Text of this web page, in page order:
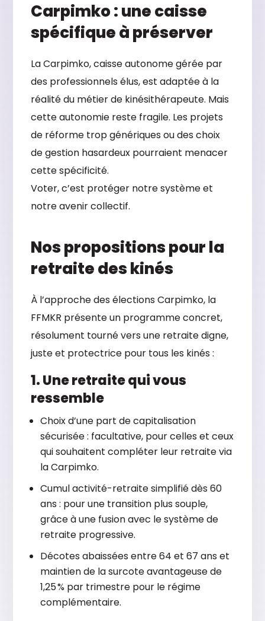
Carpimko : une caisse
spécifique à préserver
La Carpimko, caisse autonome gérée par
des professionnels élus, est adaptée à la
réalité du métier de kinésithérapeute. Mais
cette autonomie reste fragile. Les projets
de réforme trop génériques ou des choix
de gestion hasardeux pourraient menacer
cette spécificité.
Voter, c’est protéger notre système et
notre avenir collectif.
Nos propositions pour la
retraite des kinés
À l’approche des élections Carpimko, la
FFMKR présente un programme concret,
résolument tourné vers une retraite digne,
juste et protectrice pour tous les kinés :
1. Une retraite qui vous
ressemble
Choix d’une part de capitalisation
sécurisée : facultative, pour celles et ceux
qui souhaitent compléter leur retraite via
la Carpimko.
Cumul activité-retraite simplifié dès 60
ans : pour une transition plus souple,
grâce à une fusion avec le système de
retraite progressive.
Décotes abaissées entre 64 et 67 ans et
maintien de la surcote avantageuse de
1,25 % par trimestre pour le régime
complémentaire.